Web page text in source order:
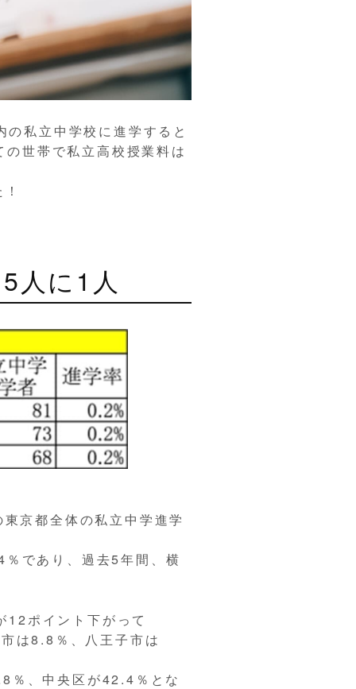
私立中学校に進学すると
世帯で私立高校授業料は
人に1人
京都全体の私立中学進学
であり、過去5年間、横
12ポイント下がって
は8.8％、八王子市は
％、中央区が42.4％とな